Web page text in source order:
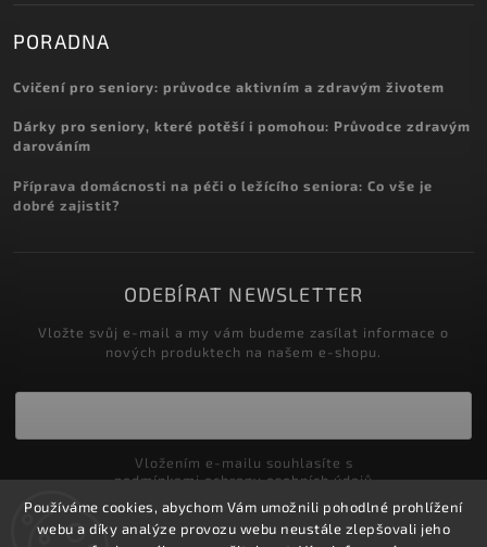
Používáme cookies, abychom Vám umožnili pohodlné prohlížení
webu a díky analýze provozu webu neustále zlepšovali jeho
PORADNA
Cvičení pro seniory: průvodce aktivním a zdravým životem
Dárky pro seniory, které potěší i pomohou: Průvodce zdravým
darováním
Příprava domácnosti na péči o ležícího seniora: Co vše je
dobré zajistit?
ODEBÍRAT NEWSLETTER
Vložte svůj e-mail a my vám budeme zasílat informace o
nových produktech na našem e-shopu.
podmínkami ochrany osobních údajů
Přihlásit se